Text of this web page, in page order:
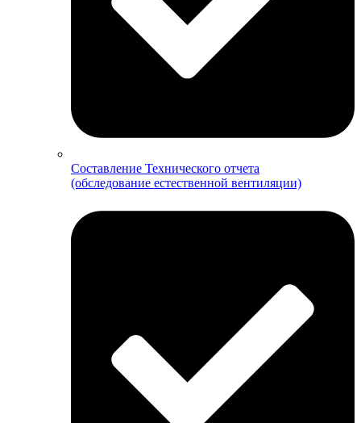
Составление Технического отчета
(обследование естественной вентиляции)